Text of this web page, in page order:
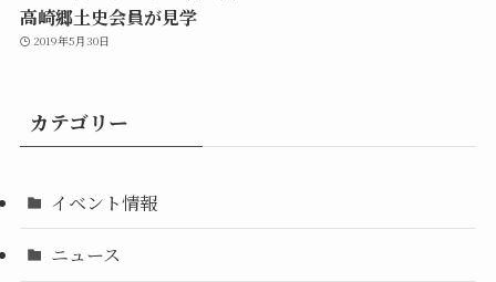
高崎郷土史会員が見学
2019年5月30日
カテゴリー
イベント情報
ニュース